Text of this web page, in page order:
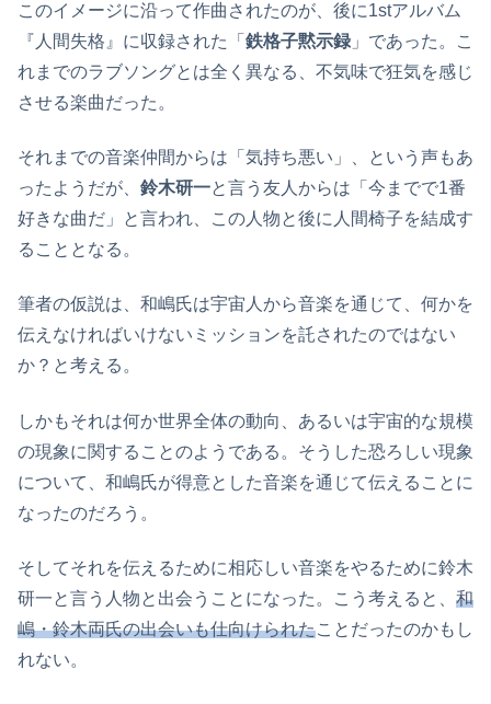
このイメージに沿って作曲されたのが、後に1stアルバム
『人間失格』に収録された「 鉄格子黙示録 」であった。こ
れまでのラブソングとは全く異なる、不気味で狂気を感じ
させる楽曲だった。
それまでの音楽仲間からは「気持ち悪い」、という声もあ
ったようだが、 鈴木研一と言う友人からは「今までで1番
好きな曲だ」と言われ、この人物と後に人間椅子を結成す
ることとなる。
筆者の仮説は、和嶋氏は宇宙人から音楽を通じて、何かを
伝えなければいけないミッションを託されたのではない
か？と考える。
しかもそれは何か世界全体の動向、あるいは宇宙的な規模
の現象に関することのようである。そうした恐ろしい現象
について、和嶋氏が得意とした音楽を通じて伝えることに
なったのだろう。
そしてそれを伝えるために相応しい音楽をやるために鈴木
研一と言う人物と出会うことになった。こう考えると、 和
嶋・鈴木両氏の出会いも仕向けられたことだったのかもし
れない。